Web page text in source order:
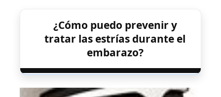
¿Cómo puedo prevenir y
tratar las estrías durante el
embarazo?